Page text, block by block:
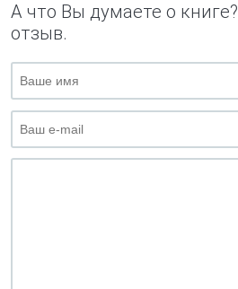
А что Вы думаете о
отзыв.